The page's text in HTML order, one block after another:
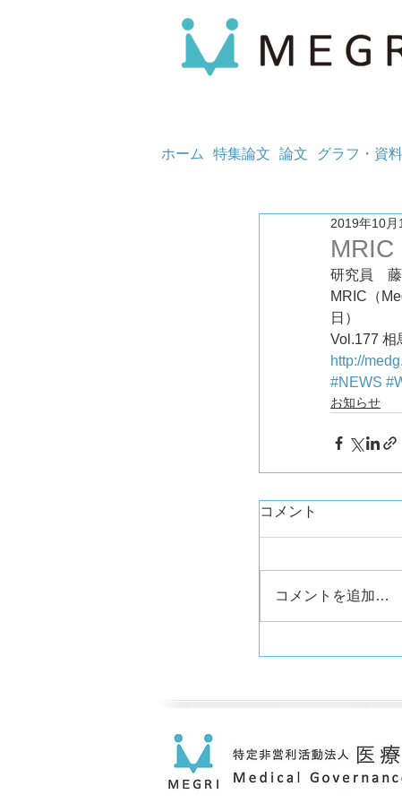
ホーム 特集論文 論文 グラフ・資料
MRIC
2019年10月
研究員　
MRIC（
日）
Vol.177 相
http://
#NEWS
お知らせ
コメント
コメントを追加…